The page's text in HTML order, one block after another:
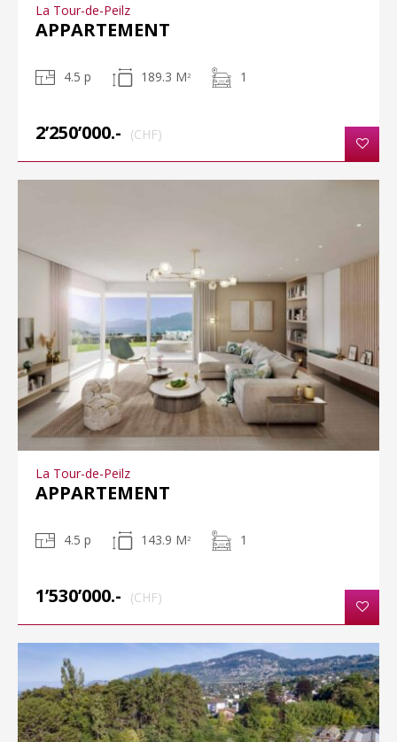
La Tour-de-Peilz
APPARTEMENT
4.5 p 189.3 M 2 1
2’250’000.- (CHF)
La Tour-de-Peilz
APPARTEMENT
4.5 p 143.9 M 2 1
1’530’000.- (CHF)